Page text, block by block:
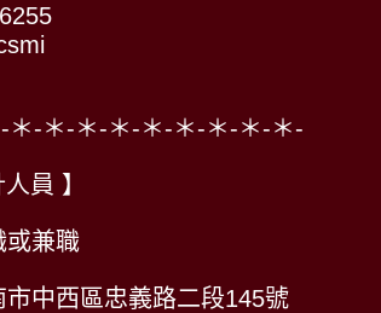
＊-＊-＊-＊-＊-＊-＊-＊-＊-
員 】
或兼職
中西區忠義路二段145號